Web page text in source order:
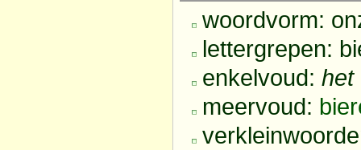
woordvorm:
lettergrepen:
enkelvoud: het
meervoud: